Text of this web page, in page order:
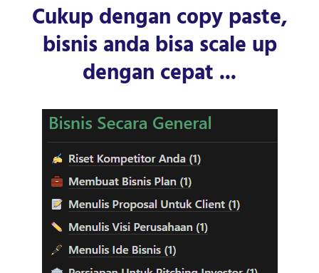
Cukup dengan copy paste,
bisnis anda bisa scale up
dengan cepat ...